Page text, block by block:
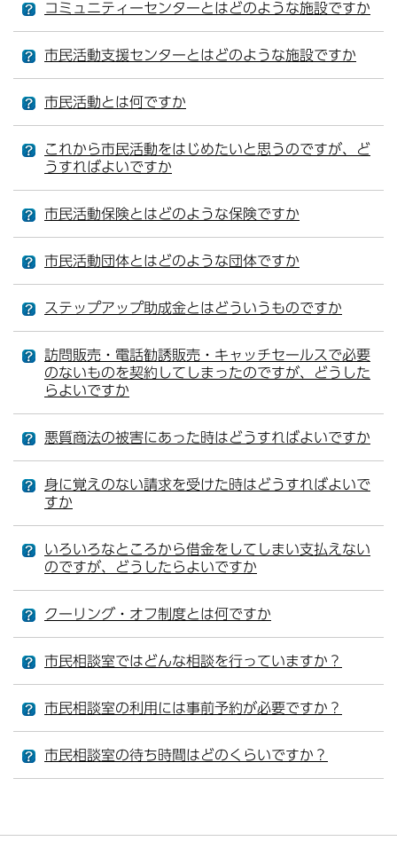
コミュニティーセンターとはどのような施設ですか
市民活動支援センターとはどのような施設ですか
市民活動とは何ですか
これから市民活動をはじめたいと思うのですが、ど
うすればよいですか
市民活動保険とはどのような保険ですか
市民活動団体とはどのような団体ですか
ステップアップ助成金とはどういうものですか
訪問販売・電話勧誘販売・キャッチセールスで必要
のないものを契約してしまったのですが、どうした
らよいですか
悪質商法の被害にあった時はどうすればよいですか
身に覚えのない請求を受けた時はどうすればよいで
すか
いろいろなところから借金をしてしまい支払えない
のですが、どうしたらよいですか
クーリング・オフ制度とは何ですか
市民相談室ではどんな相談を行っていますか？
市民相談室の利用には事前予約が必要ですか？
市民相談室の待ち時間はどのくらいですか？